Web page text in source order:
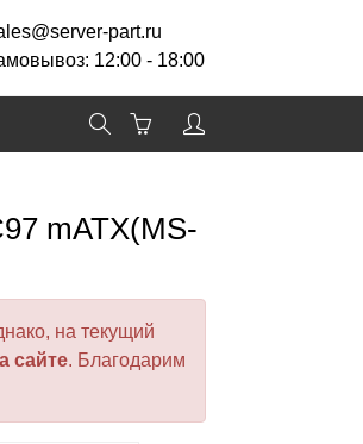
part.ru
12:00 - 18:00
mATX(MS-
на текущий
сайте. Благодарим